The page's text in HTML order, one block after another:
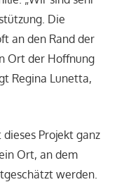
Die
an den Rand der
Ort der Hoffnung
Regina Lunetta,
Projekt ganz
Ort, an dem
werden.